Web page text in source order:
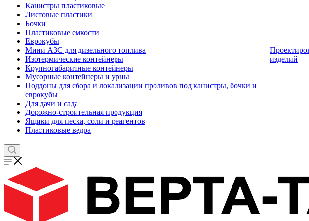
Канистры пластиковые
Листовые пластики
Бочки
Пластиковые емкости
Еврокубы
Мини АЗС для дизельного топлива
Изотермические контейнеры
Крупногабаритные контейнеры
Мусорные контейнеры и урны
Поддоны для сбора и локализации проливов под канистры, бочки и
еврокубы
Для дачи и сада
Дорожно-строительная продукция
Ящики для песка, соли и реагентов
Пластиковые ведра
изделий